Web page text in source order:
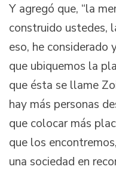
Y agregó que, “la
construido ustedes,
eso, he considerado
que ubiquemos la
que ésta se llame
hay más personas
que colocar más
que los
una sociedad en